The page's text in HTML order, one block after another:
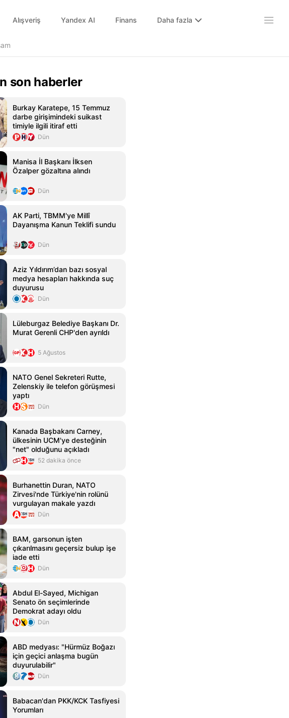
Alışveriş Yandex AI Finans Daha fazla
son haberler
Burkay Karatepe, 15 Temmuz
darbe girişimindeki suikast
timiyle ilgili itiraf etti
Dün
Manisa İl Başkanı İlksen
Özalper gözaltına alındı
Dün
AK Parti, TBMM'ye Millî
Dayanışma Kanun Teklifi sundu
Dün
Aziz Yıldırım’dan bazı sosyal
medya hesapları hakkında suç
duyurusu
Dün
Lüleburgaz Belediye Başkanı Dr.
Murat Gerenli CHP'den ayrıldı
5 Ağustos
NATO Genel Sekreteri Rutte,
Zelenskiy ile telefon görüşmesi
yaptı
Dün
Kanada Başbakanı Carney,
ülkesinin UCM'ye desteğinin
"net" olduğunu açıkladı
52 dakika önce
Burhanettin Duran, NATO
Zirvesi'nde Türkiye'nin rolünü
vurgulayan makale yazdı
Dün
BAM, garsonun işten
çıkarılmasını geçersiz bulup işe
iade etti
Dün
Abdul El-Sayed, Michigan
Senato ön seçimlerinde
Demokrat adayı oldu
Dün
ABD medyası: "Hürmüz Boğazı
için geçici anlaşma bugün
duyurulabilir"
Dün
Babacan'dan PKK/KCK Tasfiyesi
Yorumları